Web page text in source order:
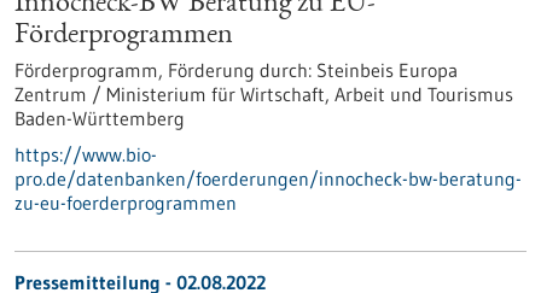
Förderprogrammen
Förderprogramm, Förderung durch: Steinbeis Europa
Zentrum / Ministerium für Wirtschaft, Arbeit und Tourismus
Baden-Württemberg
https://www.bio-
pro.de/datenbanken/foerderungen/innocheck-bw-beratung-
zu-eu-foerderprogrammen
Pressemitteilung - 02.08.2022